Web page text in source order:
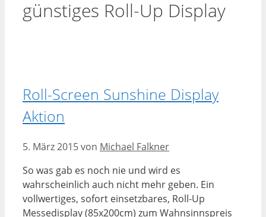
günstiges Roll-Up Display
Roll-Screen Sunshine Display
Aktion
5. März 2015von Michael Falkner
So was gab es noch nie und wird es
wahrscheinlich auch nicht mehr geben. Ein
vollwertiges, sofort einsetzbares, Roll-Up
Messedisplay (85x200cm) zum Wahnsinnspreis